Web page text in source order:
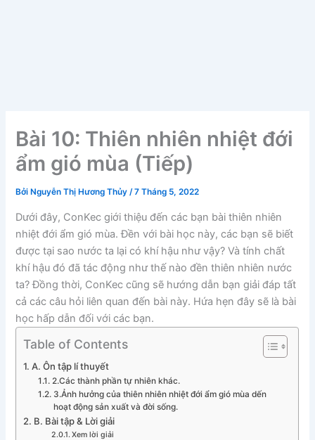
Bài 10: Thiên nhiên nhiệt đới
ẩm gió mùa (Tiếp)
Bởi Nguyễn Thị Hương Thủy/7 Tháng 5, 2022
Dưới đây, ConKec giới thiệu đến các bạn bài thiên nhiên
nhiệt đới ẩm gió mùa. Đền với bài học này, các bạn sẽ biết
được tại sao nước ta lại có khí hậu như vậy? Và tính chất
khí hậu đó đã tác động như thế nào đền thiên nhiên nước
ta? Đồng thời, ConKec cũng sẽ hướng dẫn bạn giải đáp tất
cả các câu hỏi liên quan đến bài này. Hứa hẹn đây sẽ là bài
học hấp dẫn đối với các bạn.
Table of Contents
A. Ôn tập lí thuyết
2.Các thành phần tự nhiên khác.
3.Ảnh hưởng của thiên nhiên nhiệt đới ẩm gió mùa dến
hoạt động sản xuất và đời sống.
B. Bài tập & Lời giải
Xem lời giải